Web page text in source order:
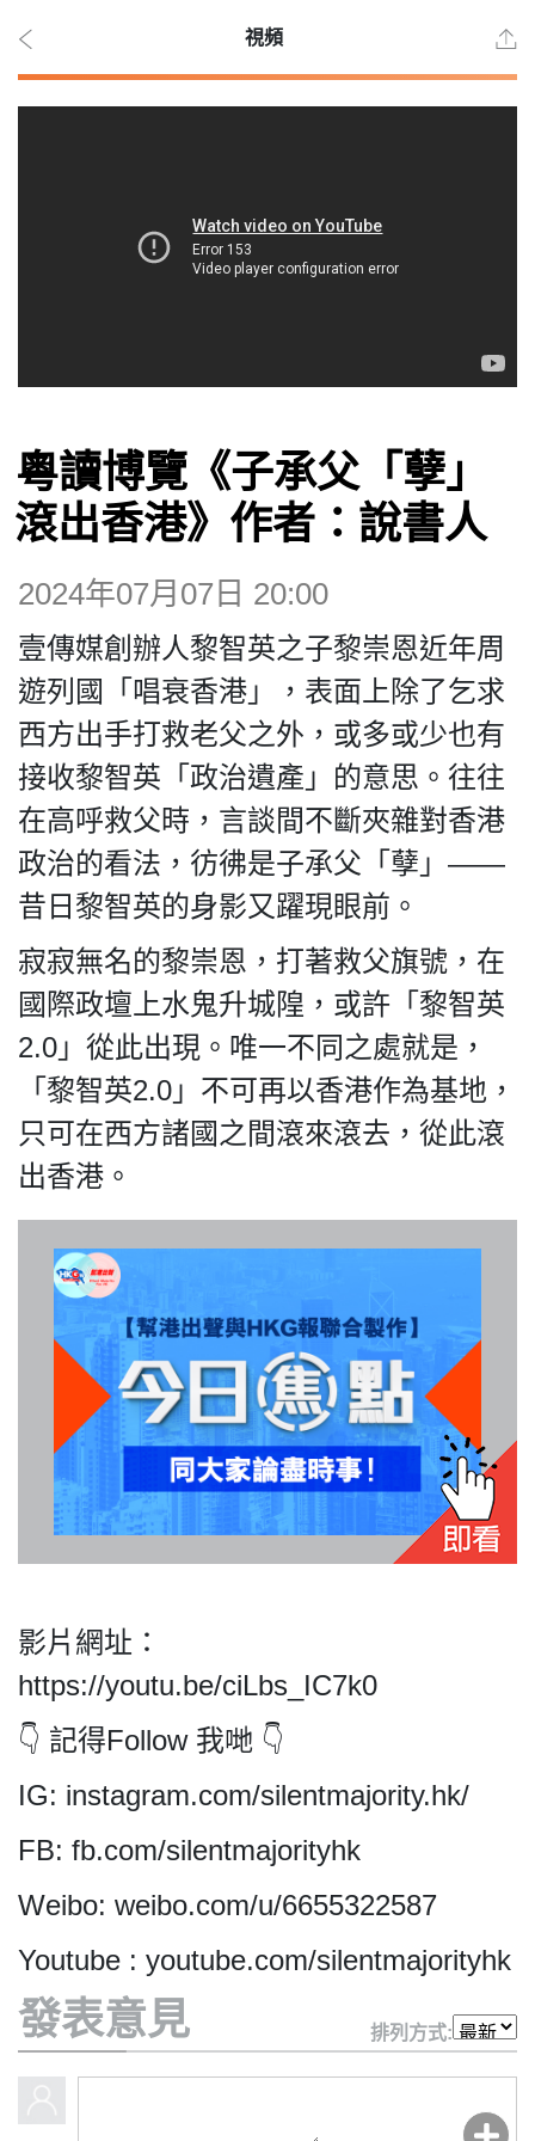
時事
觀點
博客
投票
視頻
昔日
系列
活動
關於我們
我們的立場
登記支持
聯絡我們
私
隱
政
及
責
明
©
2018
Silent
Majority
視頻
粵讀博覽《子承父「孽」
滾出香港》作者：說書人
2024年07月07日 20:00
壹傳媒創辦人黎智英之子黎崇恩近年周
遊列國「唱衰香港」，表面上除了乞求
西方出手打救老父之外，或多或少也有
接收黎智英「政治遺產」的意思。往往
在高呼救父時，言談間不斷夾雜對香港
政治的看法，彷彿是子承父「孽」——
昔日黎智英的身影又躍現眼前。
寂寂無名的黎崇恩，打著救父旗號，在
國際政壇上水鬼升城隍，或許「黎智英
2.0」從此出現。唯一不同之處就是，
「黎智英2.0」不可再以香港作為基地，
只可在西方諸國之間滾來滾去，從此滾
出香港。
影片網址：
https://youtu.be/ciLbs_IC7k0
👇 記得Follow 我哋 👇
IG: instagram.com/silentmajority.hk/
FB: fb.com/silentmajorityhk
Weibo: weibo.com/u/6655322587
Youtube : youtube.com/silentmajorityhk
發表意見 排列方式: